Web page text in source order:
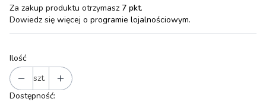
Za zakup produktu otrzymasz 7 pkt.
Dowiedz się więcej o programie lojalnościowym.
Ilość
szt.
Dostępność: